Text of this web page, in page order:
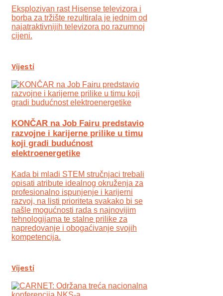
Eksplozivan rast Hisense televizora i
borba za tržište rezultirala je jednim od
najatraktivnijih televizora po razumnoj
cijeni.
Vijesti
KONČAR na Job Fairu predstavio
razvojne i karijerne prilike u timu
koji gradi budućnost
elektroenergetike
Kada bi mladi STEM stručnjaci trebali
opisati atribute idealnog okruženja za
profesionalno ispunjenje i karijerni
razvoj, na listi prioriteta svakako bi se
našle mogućnosti rada s najnovijim
tehnologijama te stalne prilike za
napredovanje i obogaćivanje svojih
kompetencija.
Vijesti